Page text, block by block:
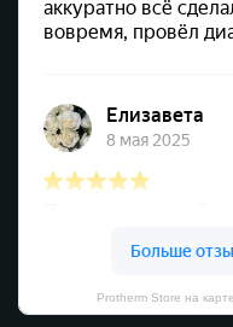
Protherm Store на